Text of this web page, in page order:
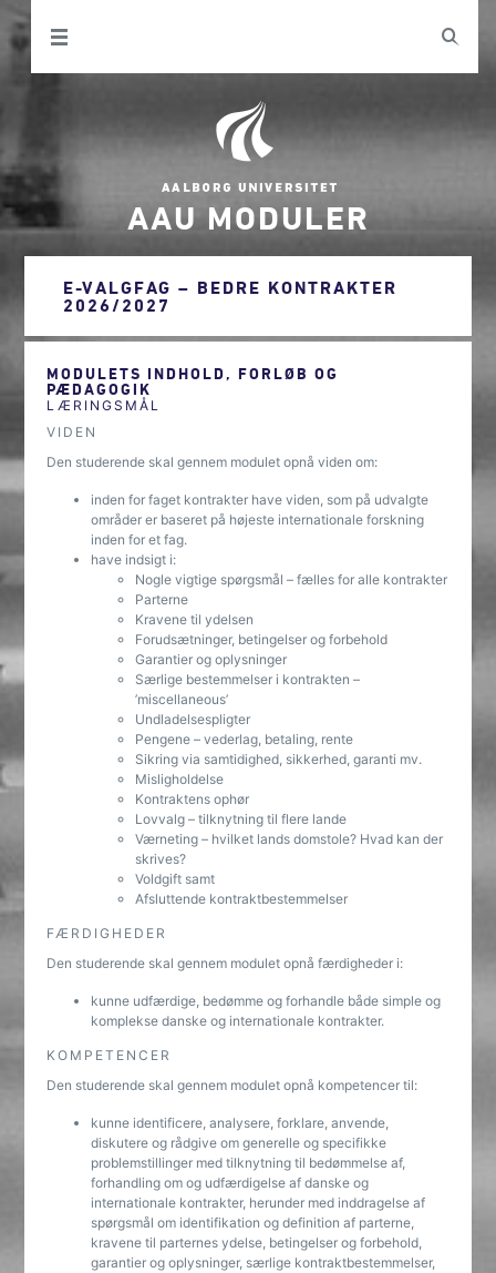
AAU MODULER
E-VALGFAG – BEDRE KONTRAKTER
2026/2027
MODULETS INDHOLD, FORLØB OG
PÆDAGOGIK
LÆRINGSMÅL
VIDEN
Den studerende skal gennem modulet opnå viden om:
inden for faget kontrakter have viden, som på udvalgte
områder er baseret på højeste internationale forskning
inden for et fag.
have indsigt i:
Nogle vigtige spørgsmål – fælles for alle kontrakter
Parterne
Kravene til ydelsen
Forudsætninger, betingelser og forbehold
Garantier og oplysninger
Særlige bestemmelser i kontrakten –
’miscellaneous’
Undladelsespligter
Pengene – vederlag, betaling, rente
Sikring via samtidighed, sikkerhed, garanti mv.
Misligholdelse
Kontraktens ophør
Lovvalg – tilknytning til flere lande
Værneting – hvilket lands domstole? Hvad kan der
skrives?
Voldgift samt
Afsluttende kontraktbestemmelser
FÆRDIGHEDER
Den studerende skal gennem modulet opnå færdigheder i:
kunne udfærdige, bedømme og forhandle både simple og
komplekse danske og internationale kontrakter.
KOMPETENCER
Den studerende skal gennem modulet opnå kompetencer til:
kunne identificere, analysere, forklare, anvende,
diskutere og rådgive om generelle og specifikke
problemstillinger med tilknytning til bedømmelse af,
forhandling om og udfærdigelse af danske og
internationale kontrakter, herunder med inddragelse af
spørgsmål om identifikation og definition af parterne,
kravene til parternes ydelse, betingelser og forbehold,
garantier og oplysninger, særlige kontraktbestemmelser,